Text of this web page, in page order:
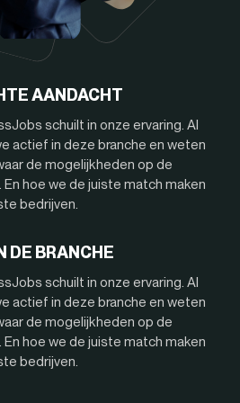
AANDACHT
schuilt in onze ervaring. Al
actief in deze branche en weten
de mogelijkheden op de
hoe we de juiste match maken
bedrijven.
DE BRANCHE
schuilt in onze ervaring. Al
actief in deze branche en weten
de mogelijkheden op de
hoe we de juiste match maken
bedrijven.